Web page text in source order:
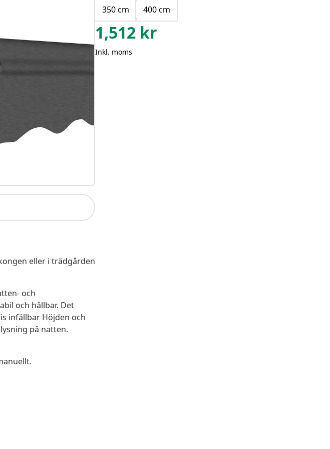
eller i trädgården
och
och hållbar. Det
infällbar Höjden och
på natten.
350 cm
400 cm
1,512 kr
Inkl. moms